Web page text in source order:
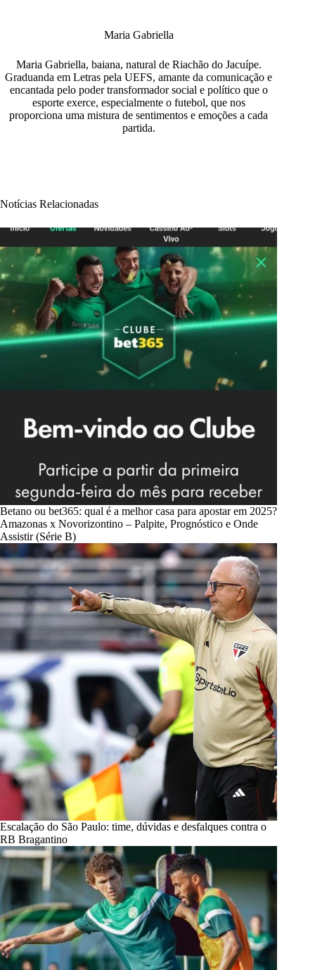
Maria Gabriella
Maria Gabriella, baiana, natural de Riachão do Jacuípe.
Graduanda em Letras pela UEFS, amante da comunicação e
encantada pelo poder transformador social e político que o
esporte exerce, especialmente o futebol, que nos
proporciona uma mistura de sentimentos e emoções a cada
partida.
Notícias Relacionadas
Betano ou bet365: qual é a melhor casa para apostar em 2025?
Amazonas x Novorizontino – Palpite, Prognóstico e Onde
Assistir (Série B)
Escalação do São Paulo: time, dúvidas e desfalques contra o
RB Bragantino